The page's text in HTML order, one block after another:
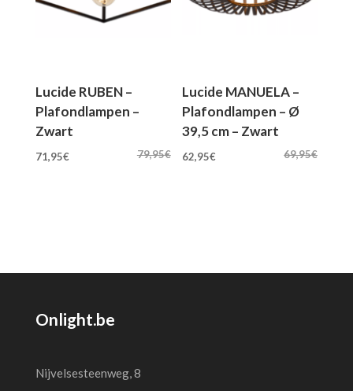
Lucide RUBEN –
Plafondlampen –
Zwart
79,95€
Oorspronkelijke
71,95€Huidige
Lucide MANUELA –
Plafondlampen – Ø
39,5 cm – Zwart
69,95€
Oorspronkelijke
62,95€
Onlight.be
Nijvelsesteenweg, 8